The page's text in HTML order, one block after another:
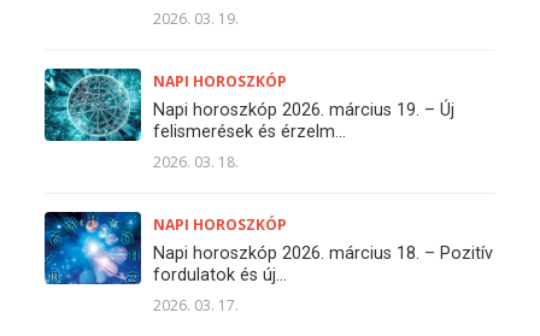
2026. 03. 19.
NAPI HOROSZKÓP
Napi horoszkóp 2026. március 19. – Új
felismerések és érzelm...
2026. 03. 18.
NAPI HOROSZKÓP
Napi horoszkóp 2026. március 18. – Pozitív
fordulatok és új...
2026. 03. 17.